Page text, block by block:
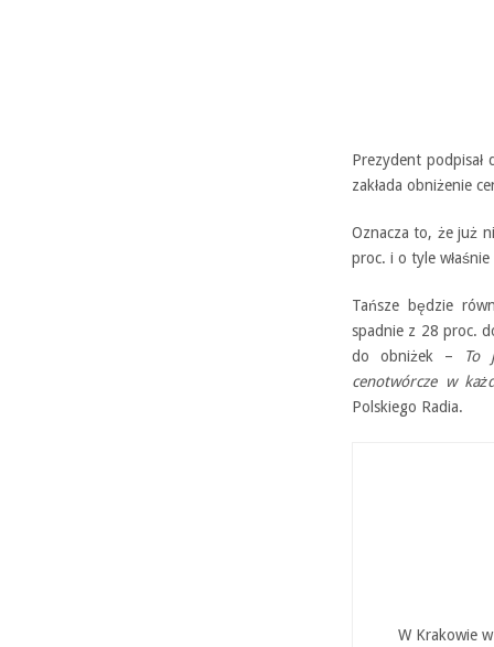
Prezydent
zakłada obniżenie
Oznacza to, że już
proc. i o tyle
Tańsze będzie
spadnie z 28 proc.
do obniżek –
To
cenotwórcze w
Polskiego Radia.
W Krakowie